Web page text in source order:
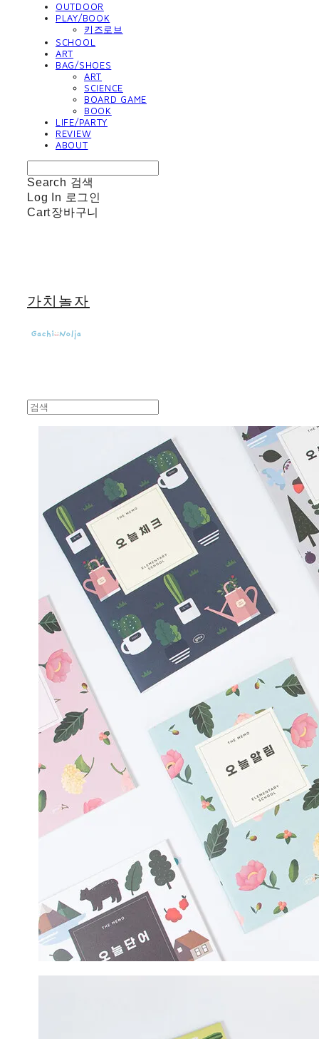
OUTDOOR
PLAY/BOOK
키즈로브
SCHOOL
ART
BAG/SHOES
ART
SCIENCE
BOARD GAME
BOOK
LIFE/PARTY
REVIEW
ABOUT
Search 검색
Log In 로그인
Cart장바구니
가치놀자